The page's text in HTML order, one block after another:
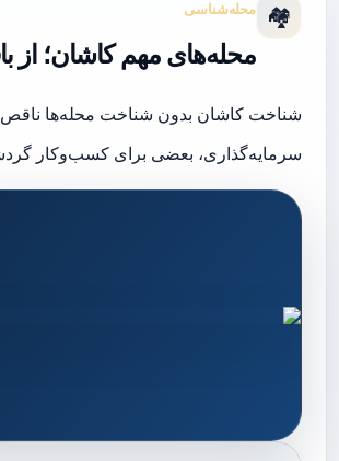
🏘️ محله‌شناسی
محله‌های مهم کاشان؛ از
شناخت کاشان بدون شناخت محله‌ها ناقص
سرمایه‌گذاری، بعضی برای کسب‌وکار